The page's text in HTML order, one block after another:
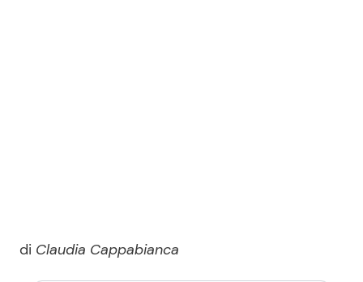
di Claudia Cappabianca